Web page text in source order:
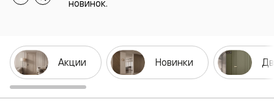
новинок.
Акции Новинки